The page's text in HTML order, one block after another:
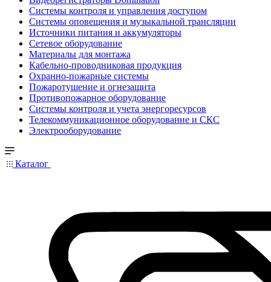
Системы контроля и управления доступом
Системы оповещения и музыкальной трансляции
Источники питания и аккумуляторы
Сетевое оборудование
Материалы для монтажа
Кабельно-проводниковая продукция
Охранно-пожарные системы
Пожаротушение и огнезащита
Противопожарное оборудование
Системы контроля и учета энергоресурсов
Телекоммуникационное оборудование и СКС
Электрооборудование
Каталог